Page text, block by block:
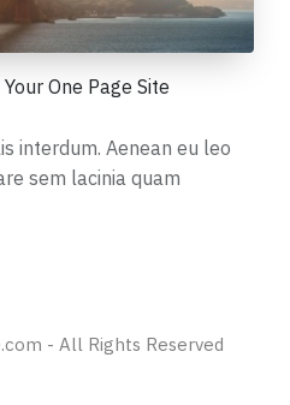
One Page Site
interdum. Aenean eu leo
sem lacinia quam
- All Rights Reserved